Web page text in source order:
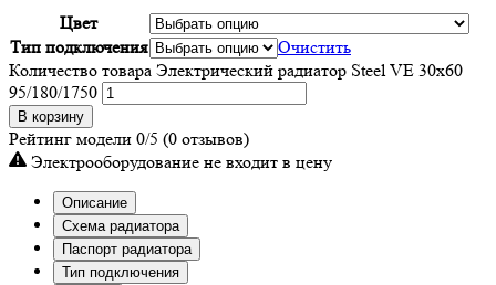
Цвет
Тип подключения
Очистить
Количество товара Электрический радиатор Steel VE 30х60
95/180/1750
В корзину
Рейтинг модели 0/5 (0 отзывов)
Электрооборудование не входит в цену
Описание
Схема радиатора
Паспорт радиатора
Тип подключения